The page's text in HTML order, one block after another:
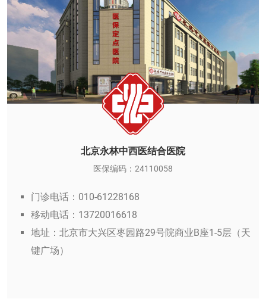
北京永林中西医结合医院
医保编码：24110058
门诊电话：010-61228168
移动电话：13720016618
地址：北京市大兴区枣园路29号院商业B座1-5层（天
键广场）